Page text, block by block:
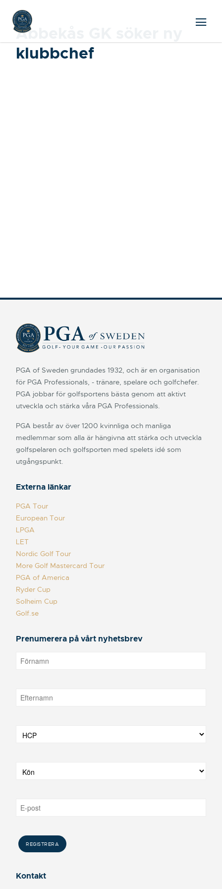
Abbekås GK söker ny
klubbchef
PGA of Sweden grundades 1932, och är en organisation
för PGA Professionals, - tränare, spelare och golfchefer.
PGA jobbar för golfsportens bästa genom att aktivt
utveckla och stärka våra PGA Professionals.
PGA består av över 1200 kvinnliga och manliga
medlemmar som alla är hängivna att stärka och utveckla
golfspelaren och golfsporten med spelets idé som
utgångspunkt.
Externa länkar
PGA Tour
European Tour
LPGA
LET
Nordic Golf Tour
More Golf Mastercard Tour
PGA of America
Ryder Cup
Solheim Cup
Golf.se
Prenumerera på vårt nyhetsbrev
Kontakt